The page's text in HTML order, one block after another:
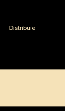
Distribuie